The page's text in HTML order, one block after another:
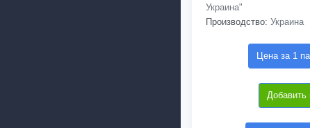
Украина"
Производство: Украина
Цена за 1
Добавить